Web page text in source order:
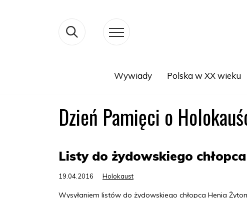
Wywiady Polska w XX wieku
Dzień Pamięci o
Listy do żydowskiego
19.04.2016 Holokaust
Wysyłaniem listów do żydowskiego chłopca Henia